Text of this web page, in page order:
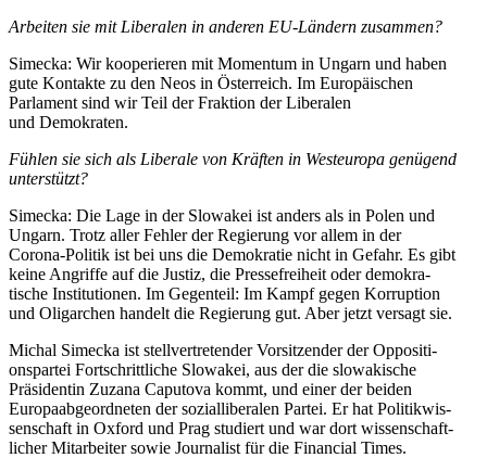
Arbeiten sie mit Liberalen in anderen EU-Ländern zusammen?
Simecka: Wir koope­rieren mit Momentum in Ungarn und haben
gute Kontakte zu den Neos in Öster­reich. Im Europäi­schen
Parlament sind wir Teil der Fraktion der Liberalen
und Demokraten.
Fühlen sie sich als Liberale von Kräften in Westeuropa genügend
unterstützt?
Simecka: Die Lage in der Slowakei ist anders als in Polen und
Ungarn. Trotz aller Fehler der Regierung vor allem in der
Corona-Politik ist bei uns die Demokratie nicht in Gefahr. Es gibt
keine Angriffe auf die Justiz, die Presse­freiheit oder demokra­
tische Insti­tu­tionen. Im Gegenteil: Im Kampf gegen Korruption
und Oligarchen handelt die Regierung gut. Aber jetzt versagt sie.
Michal Simecka ist stell­ver­tre­tender Vorsit­zender der Opposi­ti­
ons­partei Fortschritt­liche Slowakei, aus der die slowa­kische
Präsi­dentin Zuzana Caputova kommt, und einer der beiden
Europa­ab­ge­ord­neten der sozial­li­be­ralen Partei. Er hat Politik­wis­
sen­schaft in Oxford und Prag studiert und war dort wissen­schaft­
licher Mitar­beiter sowie Journalist für die Financial Times.